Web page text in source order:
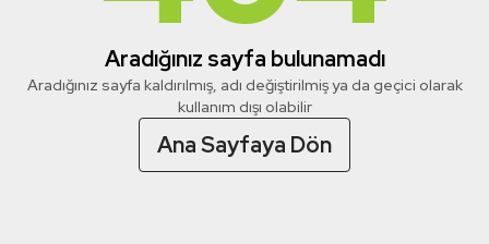
Aradığınız sayfa bulunamadı
Aradığınız sayfa kaldırılmış, adı değiştirilmiş ya da geçici olarak
kullanım dışı olabilir
Ana Sayfaya Dön